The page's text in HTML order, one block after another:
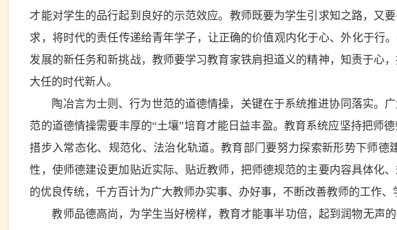
才能对学生的品行起到良好的示范效应。教师既要为学生引求知之路，又
求，将时代的责任传递给青年学子，让正确的价值观内化于心、外化于行
发展的新任务和新挑战，教师要学习教育家铁肩担道义的精神，知责于心
大任的时代新人。
陶冶言为士则、行为世范的道德情操，关键在于系统推进协同落实。
范的道德情操需要丰厚的“土壤”培育才能日益丰盈。教育系统应坚持把师
措步入常态化、规范化、法治化轨道。教育部门要努力探索新形势下师
性，使师德建设更加贴近实际、贴近教师，把师德规范的主要内容具体化
的优良传统，千方百计为广大教师办实事、办好事，不断改善教师的工作
教师品德高尚，为学生当好榜样，教育才能事半功倍，起到润物无声